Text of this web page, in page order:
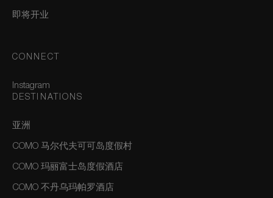
即将开业
CONNECT
Instagram
DESTINATIONS
亚洲
COMO 马尔代夫可可岛度假村
COMO 玛丽富士岛度假酒店
COMO 不丹乌玛帕罗酒店